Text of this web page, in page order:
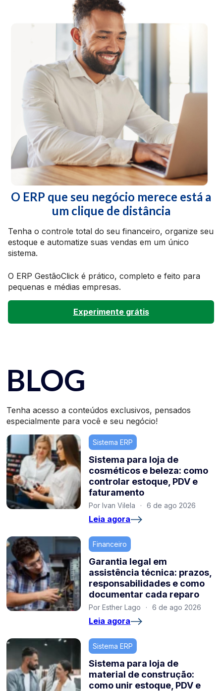
O ERP que seu negócio merece está a
um clique de distância
Tenha o controle total do seu financeiro, organize seu
estoque e automatize suas vendas em um único
sistema.
O ERP GestãoClick é prático, completo e feito para
pequenas e médias empresas.
Experimente grátis
BLOG
Tenha acesso a conteúdos exclusivos, pensados
especialmente para você e seu negócio!
Sistema ERP
Sistema para loja de
cosméticos e beleza: como
controlar estoque, PDV e
faturamento
Por Ivan Vilela · 6 de ago 2026
Leia agora
Financeiro
Garantia legal em
assistência técnica: prazos,
responsabilidades e como
documentar cada reparo
Por Esther Lago · 6 de ago 2026
Leia agora
Sistema ERP
Sistema para loja de
material de construção:
como unir estoque, PDV e